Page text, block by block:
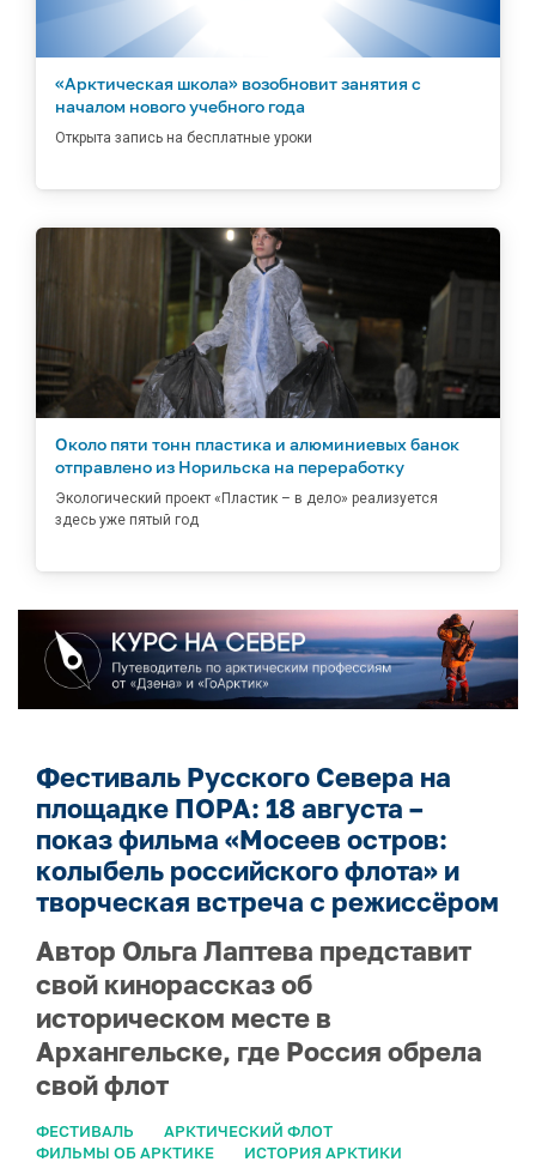
«Арктическая школа» возобновит занятия с
началом нового учебного года
Открыта запись на бесплатные уроки
Около пяти тонн пластика и алюминиевых банок
отправлено из Норильска на переработку
Экологический проект «Пластик – в дело» реализуется
здесь уже пятый год
Фестиваль Русского Севера на
площадке ПОРА: 18 августа –
показ фильма «Мосеев остров:
колыбель российского флота» и
творческая встреча с режиссёром
Автор Ольга Лаптева представит
свой кинорассказ об
историческом месте в
Архангельске, где Россия обрела
свой флот
ФЕСТИВАЛЬ
АРКТИЧЕСКИЙ ФЛОТ
ФИЛЬМЫ ОБ АРКТИКЕ
ИСТОРИЯ АРКТИКИ